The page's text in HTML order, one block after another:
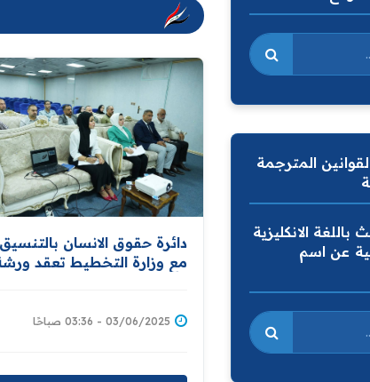
دائرة حقوق الانسان بالتنسيق
مع وزارة التخطيط تعقد
03/06/2025 - 03:36 صباحًا
المترجمة
الانكليزية
عن اسم